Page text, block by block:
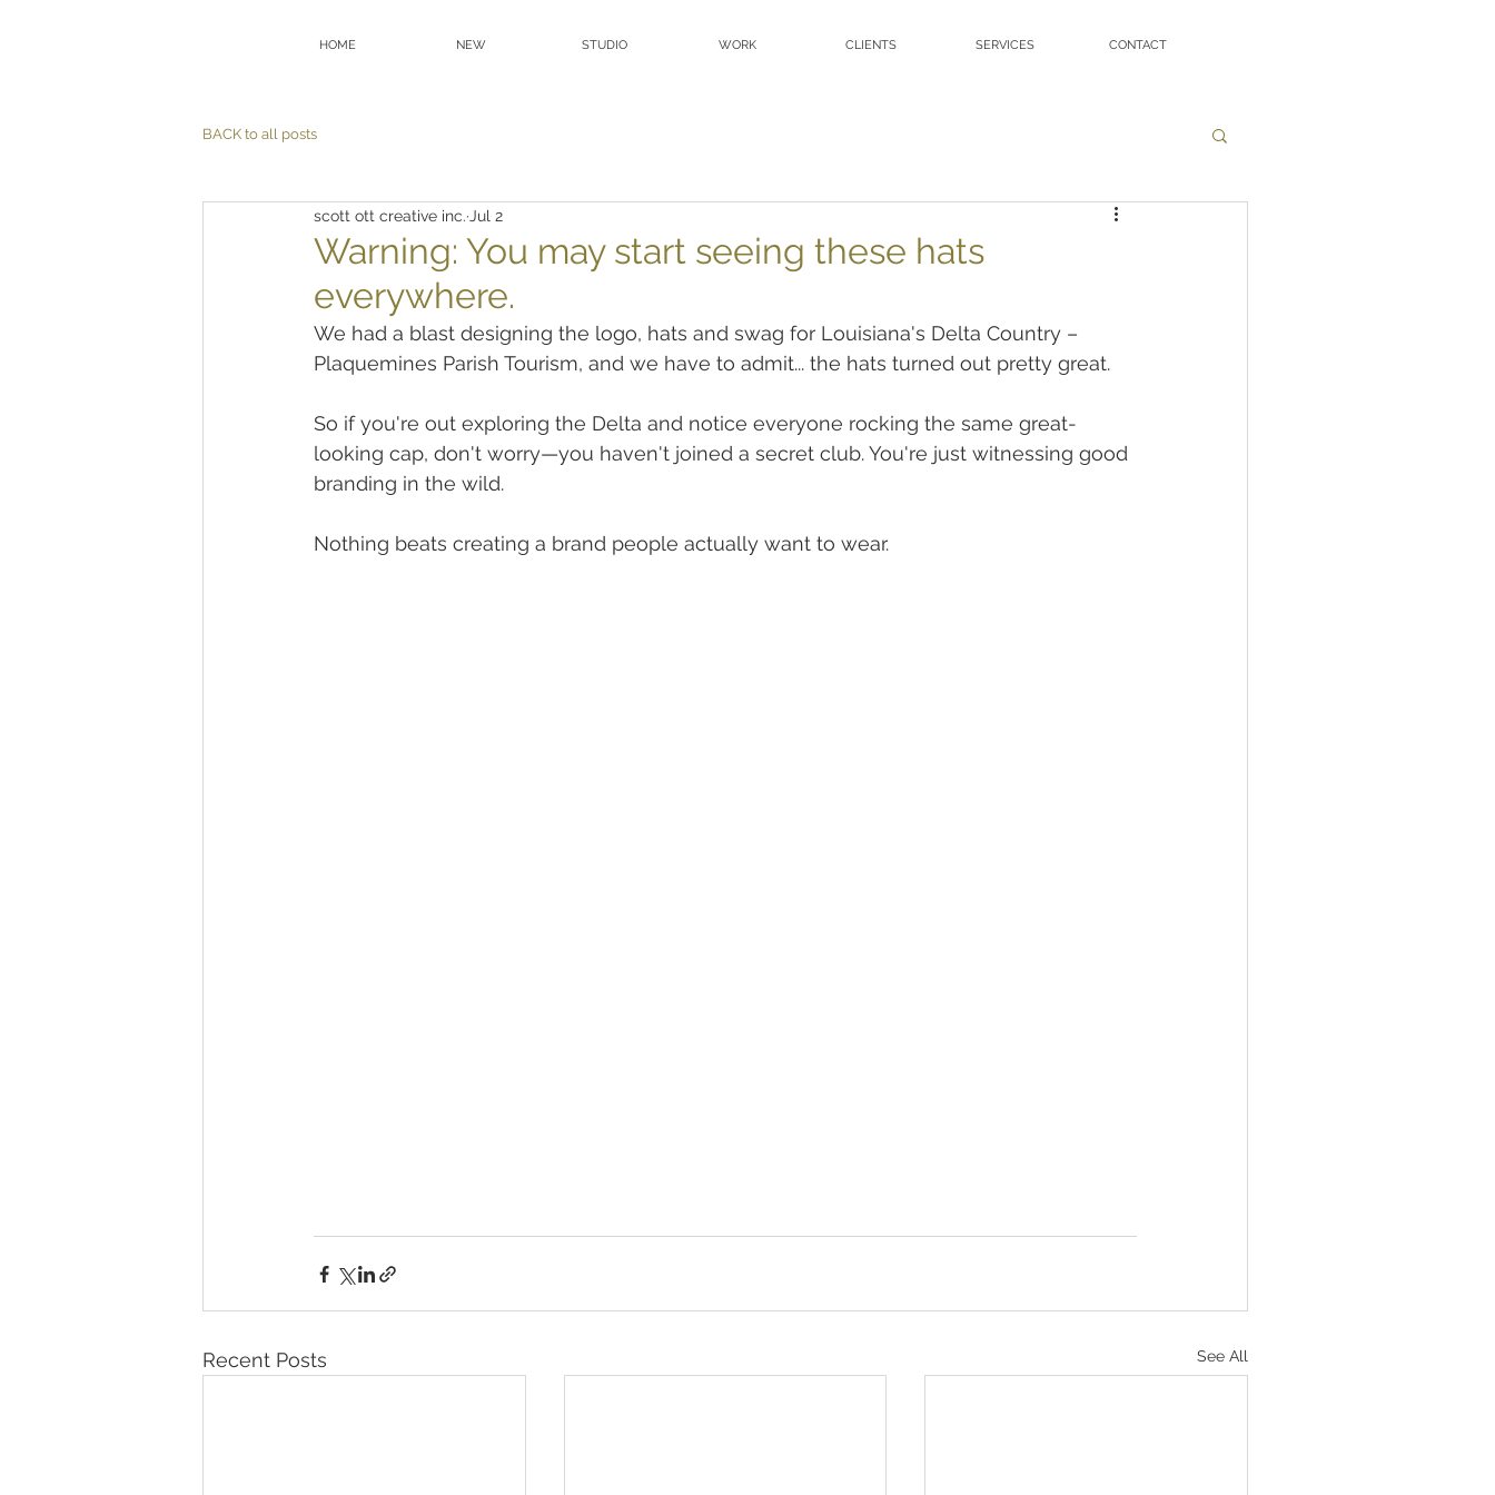
HOME NEW STUDIO WORK CLIENTS SERVICES CONTACT
BACK to all posts
Warning: You may start seeing these hats
everywhere.
scott ott creative inc. Jul 2
We had a blast designing the logo, hats and swag for Louisiana's Delta Country –
Plaquemines Parish Tourism, and we have to admit... the hats turned out pretty great.
So if you're out exploring the Delta and notice everyone rocking the same great-
looking cap, don't worry—you haven't joined a secret club. You're just witnessing good
branding in the wild.
Nothing beats creating a brand people actually want to wear.
Recent Posts See All